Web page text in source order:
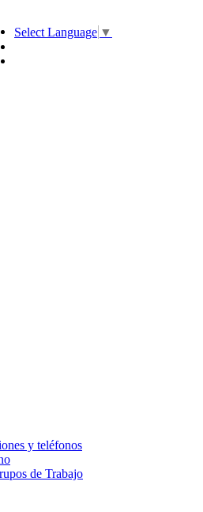
Select Language ▼
y teléfonos
de Trabajo